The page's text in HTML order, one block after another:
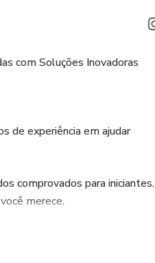
com Soluções Inovadoras
de experiência em ajudar
comprovados para iniciantes.
merece.